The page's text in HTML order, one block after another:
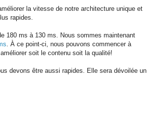
la vitesse de notre architecture unique et
rapides.
180 ms à 130 ms. Nous sommes maintenant
. À ce point-ci, nous pouvons commencer à
soit le contenu soit la qualité!
devons être aussi rapides. Elle sera dévoilée un